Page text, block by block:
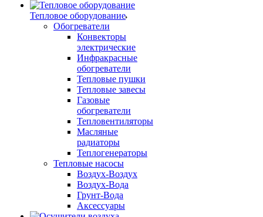
Тепловое оборудование
Обогреватели
Конвекторы
электрические
Инфракрасные
обогреватели
Тепловые пушки
Тепловые завесы
Газовые
обогреватели
Тепловентиляторы
Масляные
радиаторы
Теплогенераторы
Тепловые насосы
Воздух-Воздух
Воздух-Вода
Грунт-Вода
Аксессуары